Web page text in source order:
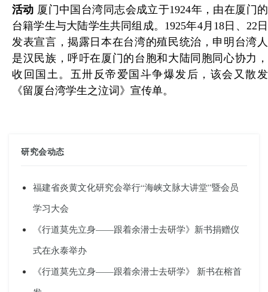
活动 厦门中国台湾同志会成立于1924年，由在厦门的
台籍学生与大陆学生共同组成。1925年4月18日、22日
发表宣言，揭露日本在台湾的殖民统治，申明台湾人
是汉民族，呼吁在厦门的台胞和大陆同胞同心协力，
收回国土。五卅反帝爱国斗争爆发后，该会又散发
《留厦台湾学生之泣词》宣传单。
研究会动态
福建省炎黄文化研究会举行“海峡文脉大讲堂”暨会员
学习大会
《行道莫先立身——跟着余潜士去研学》新书捐赠仪
式在永泰举办
《行道莫先立身——跟着余潜士去研学》 新书在榕首